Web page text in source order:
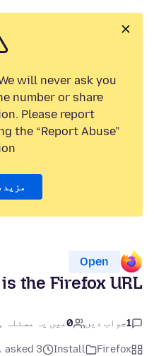
will never ask you
number or share
Please report
the “Report Abuse”
مزید
Open
the Firefox URL?
1جواب دیں 0میں یہ مسئلہ
Firefox
Install
asked 3 مہینہ پہلے